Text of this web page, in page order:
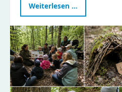
Weiterlesen …
Teamtag
Küche:
Gemeinsam
für
gesunde
Ernährung
und
effiziente
Abläufe!